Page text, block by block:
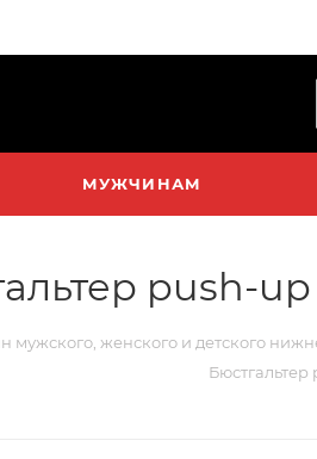
МУЖЧИНАМ
push-
мужского, женского и детского